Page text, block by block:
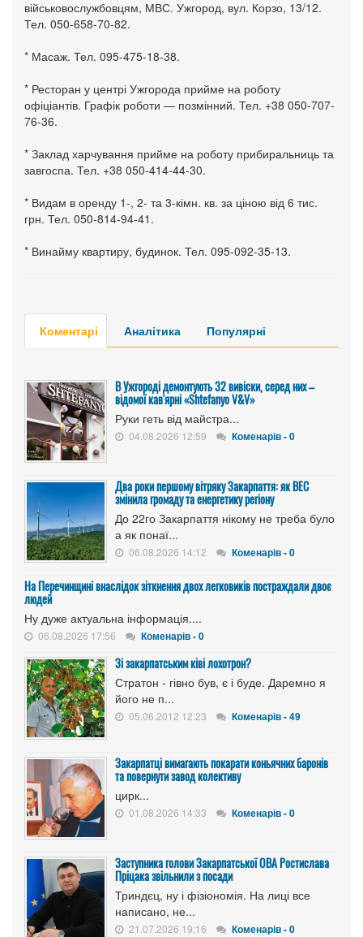
військовослужбовцям, МВС. Ужгород, вул. Корзо, 13/12.
Тел. 050-658-70-82.
* Масаж. Тел. 095-475-18-38.
* Ресторан у центрі Ужгорода прийме на роботу
офіціантів. Графік роботи — позмінний. Тел. +38 050-707-
76-36.
* Заклад харчування прийме на роботу прибиральниць та
завгоспа. Тел. +38 050-414-44-30.
* Видам в оренду 1-, 2- та 3-кімн. кв. за ціною від 6 тис.
грн. Тел. 050-814-94-41.
* Винайму квартиру, будинок. Тел. 095-092-35-13.
Коментарі Аналітика Популярні
В Ужгороді демонтують 32 вивіски, серед них –
відомої кав'ярні «Shtefanyo V&V»
Руки геть від майстра...
04.08.2026 12:59 Коменарів - 0
Два роки першому вітряку Закарпаття: як ВЕС
змінила громаду та енергетику регіону
До 22го Закарпаття нікому не треба було
а як понаї...
06.08.2026 14:12 Коменарів - 0
На Перечинщині внаслідок зіткнення двох легковиків постраждали двоє
людей
Ну дуже актуальна інформація....
06.08.2026 17:56 Коменарів - 0
Зі закарпатським ківі лохотрон?
Стратон - гівно був, є і буде. Даремно я
його не п...
05.06.2012 12:23 Коменарів - 49
Закарпатці вимагають покарати коньячних баронів
та повернути завод колективу
цирк...
01.08.2026 14:33 Коменарів - 0
Заступника голови Закарпатської ОВА Ростислава
Пріцака звільнили з посади
Триндєц, ну і фізіономія. На лиці все
написано, не...
21.07.2026 19:16 Коменарів - 0